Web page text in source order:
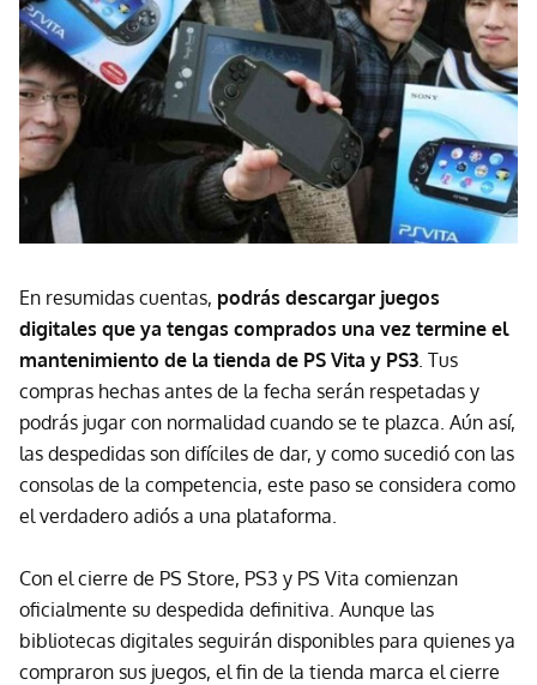
En resumidas cuentas, podrás descargar juegos
digitales que ya tengas comprados una vez termine el
mantenimiento de la tienda de PS Vita y PS3 . Tus
compras hechas antes de la fecha serán respetadas y
podrás jugar con normalidad cuando se te plazca. Aún así,
las despedidas son difíciles de dar, y como sucedió con las
consolas de la competencia, este paso se considera como
el verdadero adiós a una plataforma.
Con el cierre de PS Store, PS3 y PS Vita comienzan
oficialmente su despedida definitiva. Aunque las
bibliotecas digitales seguirán disponibles para quienes ya
compraron sus juegos, el fin de la tienda marca el cierre